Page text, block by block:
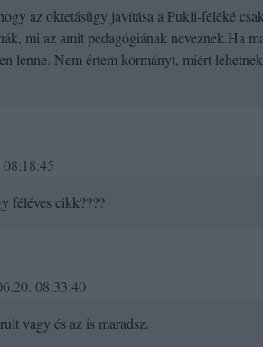
az oktetásügy javítása a Pukli-féléké
mi az amit pedagógiának neveznek.Ha
lenne. Nem értem kormányt, miért
féléves cikk????
08:33:40
vagy és az is maradsz.